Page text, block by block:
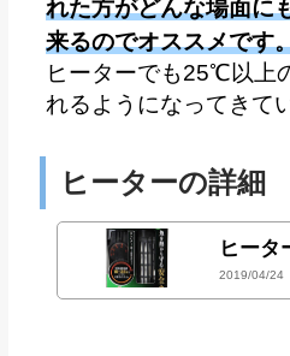
れた方がどんな場面に
来るのでオススメです
ヒーターでも25℃以上
れるようになってきて
ヒーターの詳細
ヒータ
2019/04/24